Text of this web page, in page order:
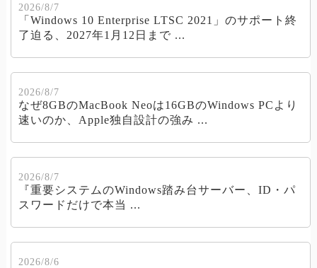
2026/8/7
「Windows 10 Enterprise LTSC 2021」のサポート終
了迫る、2027年1月12日まで ...
2026/8/7
なぜ8GBのMacBook Neoは16GBのWindows PCより
速いのか、Apple独自設計の強み ...
2026/8/7
『重要システムのWindows踏み台サーバー、ID・パ
スワードだけで本当 ...
2026/8/6